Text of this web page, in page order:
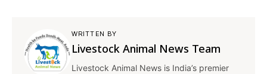
WRITTEN BY
Livestock Animal News Team
Livestock Animal News is India’s premier